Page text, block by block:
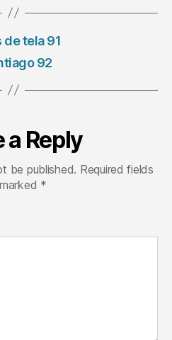
tela 91
92
a Reply
be published. Required fields
*